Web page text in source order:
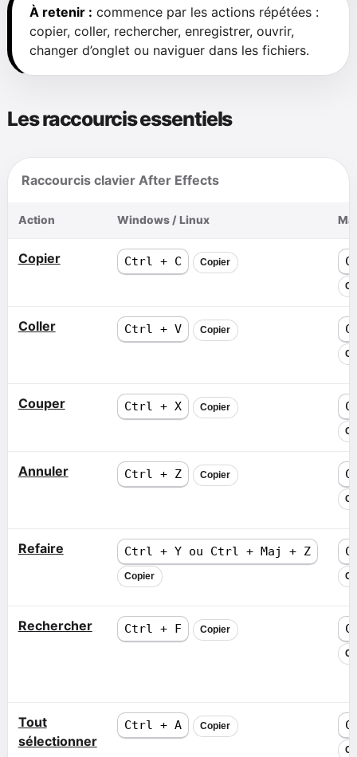
À retenir : commence par les actions répétées :
copier, coller, rechercher, enregistrer, ouvrir,
changer d’onglet ou naviguer dans les fichiers.
Les raccourcis essentiels
Raccourcis clavier After Effects
Action Windows / Linux
Copier Ctrl + C Copier
Coller Ctrl + V Copier
Couper Ctrl + X Copier
Annuler Ctrl + Z Copier
Refaire Ctrl + Y ou Ctrl + Maj + Z
Copier
Rechercher Ctrl + F Copier
Tout
sélectionner
Ctrl + A Copier